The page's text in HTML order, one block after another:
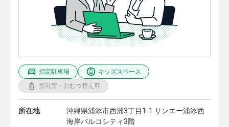
指定駐車場
キッズスペース
授乳室・おむつ替え可
所在地
沖縄県浦添市西洲3丁目1-1 サンエー浦添西
海岸パルコシティ3階